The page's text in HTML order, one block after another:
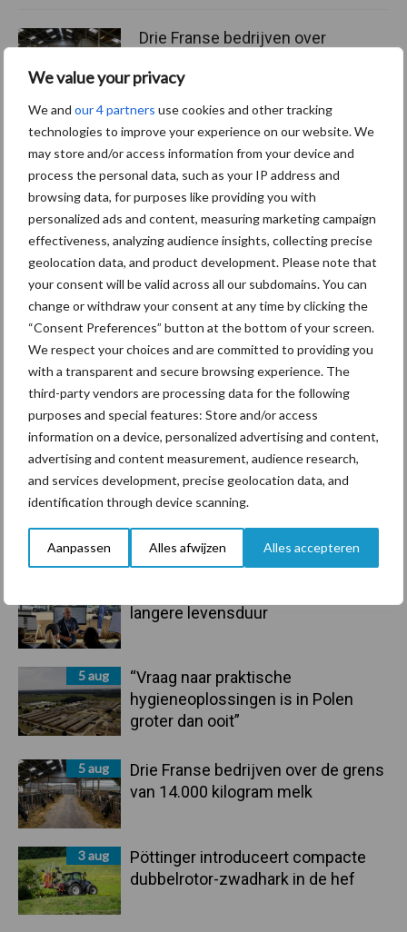
We value your privacy
We and our 4 partners use cookies and other tracking
technologies to improve your experience on our website. We
may store and/or access information from your device and
process the personal data, such as your IP address and
browsing data, for purposes like providing you with
personalized ads and content, measuring marketing campaign
effectiveness, analyzing audience insights, collecting precise
geolocation data, and product development. Please note that
your consent will be valid across all our subdomains. You can
change or withdraw your consent at any time by clicking the
“Consent Preferences” button at the bottom of your screen.
We respect your choices and are committed to providing you
with a transparent and secure browsing experience. The
third-party vendors are processing data for the following
purposes and special features: Store and/or access
information on a device, personalized advertising and content,
advertising and content measurement, audience research,
and services development, precise geolocation data, and
identification through device scanning.
Aanpassen Alles afwijzen Alles accepteren
Primaire
Sidebar
Recent nieuws Partner nieuws
langere levensduur
5 aug
“Vraag naar praktische
hygieneoplossingen is in Polen
groter dan ooit”
5 aug
Drie Franse bedrijven over de grens
van 14.000 kilogram melk
3 aug
Pöttinger introduceert compacte
dubbelrotor-zwadhark in de hef
Drie Franse bedrijven over
kilogram melk
Themapagina's
Diergezondheid Bemesting Fokkerij
Bedrijfsnieuws
Ligbox &
Voerhekken
Toon meer